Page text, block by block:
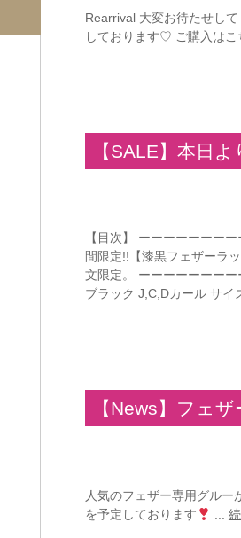
Rearrival 大変お待たせし
しております♡ ご購入はこ
【SALE】本日
【目次】 ーーーーーーー
間限定!!【漆黒フェザーラ
文限定。 ーーーーーーー
ブラック J,C,Dカール サ
【News】フェ
人気のフェザー専用グルー
を予定しております
...